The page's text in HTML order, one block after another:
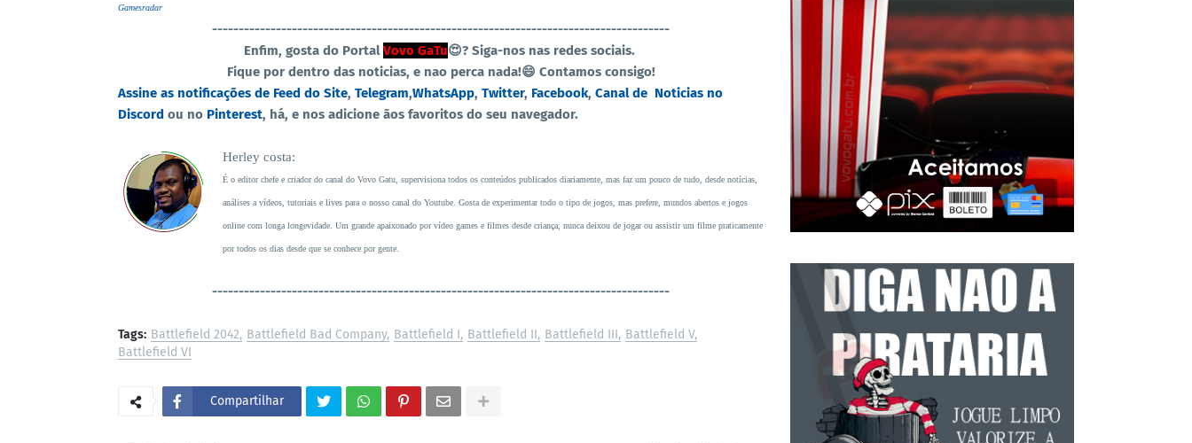
Gamesradar
--------------------------------------------------------------------------------------
Enfim, gosta do PortalVovo GaTu😍? Siga-nos nas redes sociais.
Fique por dentro das noticias, e nao perca nada!😄 Contamos consigo!
Assine as notificações de Feed do Site, Telegram,WhatsApp, Twitter, Facebook, Canal de Noticias no
Discord ou no Pinterest, há, e nos adicione ãos favoritos do seu navegador.
Herley costa:
É o editor chefe e criador do canal do Vovo Gatu, supervisiona todos os conteúdos publicados diariamente, mas faz um pouco de tudo, desde notícias,
análises a vídeos, tutoriais e lives para o nosso canal do Youtube. Gosta de experimentar todo o tipo de jogos, mas prefere, mundos abertos e jogos
online com longa longevidade. Um grande apaixonado por vídeo games e filmes desde criança, nunca deixou de jogar ou assistir um filme praticamente
por todos os dias desde que se conhece por gente.
--------------------------------------------------------------------------------------
Tags: Battlefield 2042 Battlefield Bad Company Battlefield I Battlefield II Battlefield III Battlefield V
Battlefield VI
Compartilhar